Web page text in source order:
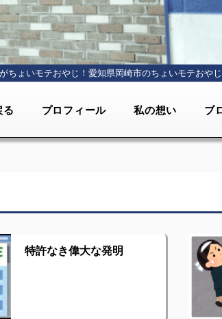
ちょいモテおやじ！ 愛知県岡崎市のちょいモテおや
る プロフィール 私の想い ブ
特許なき偉大な発明